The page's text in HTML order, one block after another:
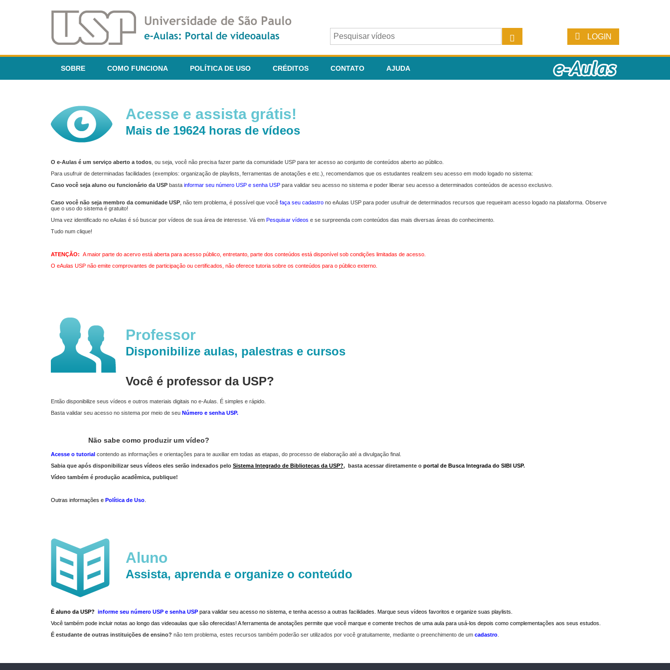
LOGIN
SOBRE COMO FUNCIONA POLÍTICA DE USO CRÉDITOS CONTATO AJUDA
Acesse e assista grátis!
Mais de 19624 horas de vídeos
O e-Aulas é um serviço aberto a todos , ou seja, você não precisa fazer parte da comunidade USP para ter acesso ao conjunto de conteúdos aberto ao público.
Para usufruir de determinadas facilidades (exemplos: organização de playlists, ferramentas de anotações e etc.), recomendamos que os estudantes realizem seu acesso em modo logado no sistema:
Caso você seja aluno ou funcionário da USP basta informar seu número USP e senha USP para validar seu acesso no sistema e poder liberar seu acesso a determinados conteúdos de acesso exclusivo.
Caso você não seja membro da comunidade USP , não tem problema, é possível que você faça seu cadastro no eAulas USP para poder usufruir de determinados recursos que requeiram acesso logado na plataforma. Observe
que o uso do sistema é gratuito!
Uma vez identificado no eAulas é só buscar por vídeos de sua área de interesse. Vá em Pesquisar vídeos e se surpreenda com conteúdos das mais diversas áreas do conhecimento.
Tudo num clique!
ATENÇÃO: A maior parte do acervo está aberta para acesso público, entretanto, parte dos conteúdos está disponível sob condições limitadas de acesso.
O eAulas USP não emite comprovantes de participação ou certificados, não oferece tutoria sobre os conteúdos para o público externo.
Professor
Disponibilize aulas, palestras e cursos
Você é professor da USP?
Então disponibilize seus vídeos e outros materiais digitais no e-Aulas. É simples e rápido.
Basta validar seu acesso no sistema por meio de seu Número e senha USP.
Não sabe como produzir um vídeo?
Acesse o tutorial contendo as informações e orientações para te auxiliar em todas as etapas, do processo de elaboração até a divulgação final.
Sabia que após disponibilizar seus vídeos eles serão indexados pelo Sistema Integrado de Bibliotecas da USP?, basta acessar diretamente o portal de Busca Integrada do SIBI USP.
Vídeo também é produção acadêmica, publique!
Outras informações e Política de Uso
Aluno
Assista, aprenda e organize o conteúdo
É aluno da USP? informe seu número USP e senha USP para validar seu acesso no sistema, e tenha acesso a outras facilidades. Marque seus vídeos favoritos e organize suas playlists.
Você também pode incluir notas ao longo das videoaulas que são oferecidas! A ferramenta de anotações permite que você marque e comente trechos de uma aula para usá-los depois como complementações aos seus estudos.
É estudante de outras instituições de ensino? não tem problema, estes recursos também poderão ser utilizados por você gratuitamente, mediante o preenchimento de um cadastro